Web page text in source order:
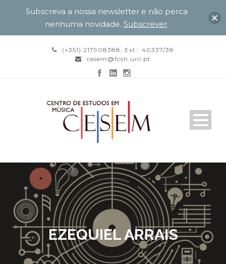
(+351) 217908388, Ext.: 40337/38
cesem@fcsh.unl.pt
EZEQUIEL ARRAIS
Subscreva a nossa newsletter e não perca
nenhuma novidade. Subscrever.